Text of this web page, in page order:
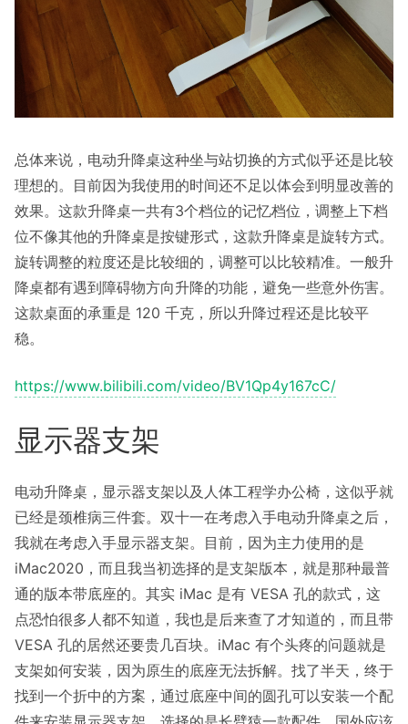
总体来说，电动升降桌这种坐与站切换的方式似乎还是比较
理想的。目前因为我使用的时间还不足以体会到明显改善的
效果。这款升降桌一共有3个档位的记忆档位，调整上下档
位不像其他的升降桌是按键形式，这款升降桌是旋转方式。
旋转调整的粒度还是比较细的，调整可以比较精准。一般升
降桌都有遇到障碍物方向升降的功能，避免一些意外伤害。
这款桌面的承重是 120 千克，所以升降过程还是比较平
稳。
https://www.bilibili.com/video/BV1Qp4y167cC/
显示器支架
电动升降桌，显示器支架以及人体工程学办公椅，这似乎就
已经是颈椎病三件套。双十一在考虑入手电动升降桌之后，
我就在考虑入手显示器支架。目前，因为主力使用的是
iMac2020，而且我当初选择的是支架版本，就是那种最普
通的版本带底座的。其实 iMac 是有 VESA 孔的款式，这
点恐怕很多人都不知道，我也是后来查了才知道的，而且带
VESA 孔的居然还要贵几百块。iMac 有个头疼的问题就是
支架如何安装，因为原生的底座无法拆解。找了半天，终于
找到一个折中的方案，通过底座中间的圆孔可以安装一个配